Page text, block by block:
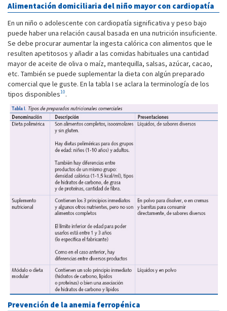
Alimentación domiciliaria del niño mayor con cardiopatía
En un niño o adolescente con cardiopatía significativa y peso bajo
puede haber una relación causal basada en una nutrición insuficiente.
Se debe procurar aumentar la ingesta calórica con alimentos que le
resulten apetitosos y añadir a las comidas habituales una cantidad
mayor de aceite de oliva o maíz, mantequilla, salsas, azúcar, cacao,
etc. También se puede suplementar la dieta con algún preparado
comercial que le guste. En la tabla I se aclara la terminología de los
tipos disponibles10.
Prevención de la anemia ferropénica